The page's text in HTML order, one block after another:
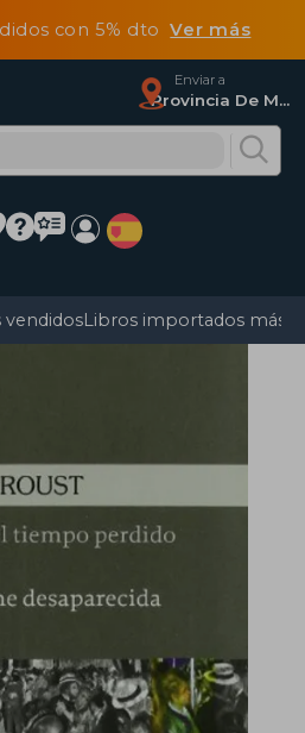
con 5% dtoVer más
Enviar a
Provincia De Madrid
vendidosLibros importados más